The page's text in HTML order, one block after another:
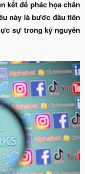
kết để phác họa chân
này là bước đầu tiên
sự trong kỷ nguyên